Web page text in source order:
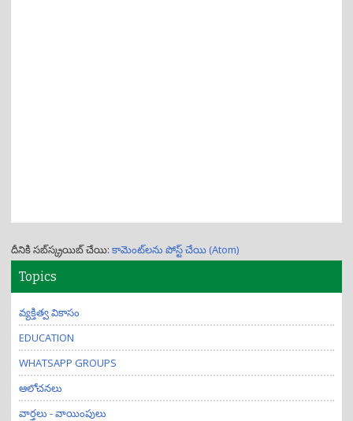
దీనికి సబ్‌స్క్రయిబ్ చేయి: కామెంట్‌లను పోస్ట్ చేయి (Atom)
Topics
వ్యక్తిత్వ వికాసం
EDUCATION
WHATSAPP GROUPS
ఆలోచనలు
వార్తలు - వాయింపులు